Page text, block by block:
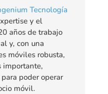
Tecnología
y el
años de trabajo
y, con una
móviles robusta,
importante,
poder operar
móvil.